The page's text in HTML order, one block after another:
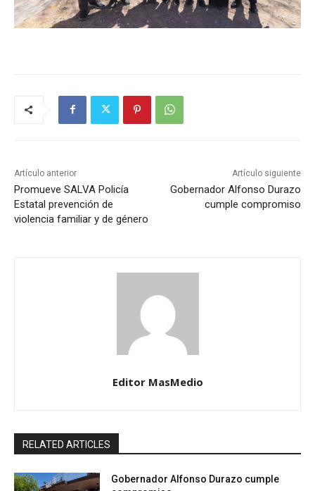
Artículo anterior
Promueve SALVA Policía
Estatal prevención de
violencia familiar y de género
Artículo siguiente
Gobernador Alfonso Durazo
cumple compromiso
Editor MasMedio
RELATED ARTICLES
Gobernador Alfonso Durazo cumple